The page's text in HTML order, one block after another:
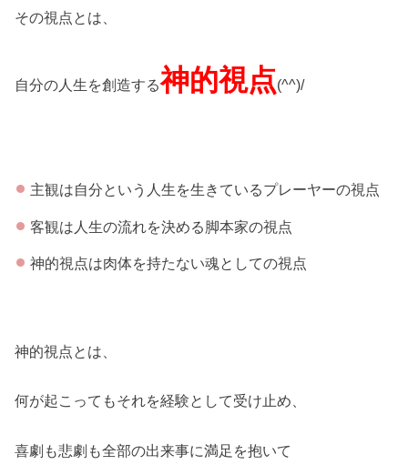
その視点とは、
自分の人生を創造する神的視点(^^)/
主観は自分という人生を生きているプレーヤーの視点
客観は人生の流れを決める脚本家の視点
神的視点は肉体を持たない魂としての視点
神的視点とは、
何が起こってもそれを経験として受け止め、
喜劇も悲劇も全部の出来事に満足を抱いて